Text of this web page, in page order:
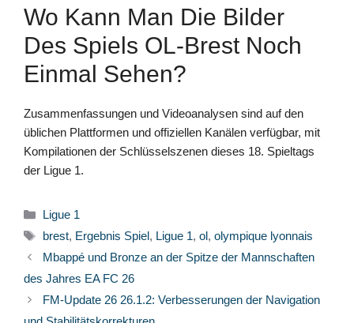
Wo Kann Man Die Bilder
Des Spiels OL-Brest Noch
Einmal Sehen?
Zusammenfassungen und Videoanalysen sind auf den
üblichen Plattformen und offiziellen Kanälen verfügbar, mit
Kompilationen der Schlüsselszenen dieses 18. Spieltags
der Ligue 1.
Kategorien
Ligue 1
Schlagwörter
brest, Ergebnis Spiel, Ligue 1, ol, olympique lyonnais
Mbappé und Bronze an der Spitze der Mannschaften
des Jahres EA FC 26
FM-Update 26 26.1.2: Verbesserungen der Navigation